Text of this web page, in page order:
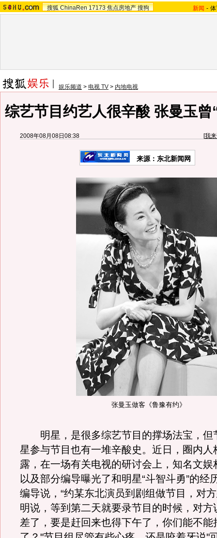
搜狐 ChinaRen 17173 焦点房地产 搜狗 新闻 -
娱乐频道 > 电视 TV > 内地电视
综艺节目约艺人很辛酸 张曼玉曾
2008年08月08日08:38 [我
来源：东北新闻网
张曼玉做客《鲁豫有约》
明星，是很多综艺节目的撑场法宝，但
星参与节目也有一堆辛酸史。近日，圈内人
露，在一场有关电视的研讨会上，知名文娱
以及部分编导曝光了和明星“斗智斗勇”的经
编导说，“约某东北演员到剧组做节目，对
明说，等到第二天就要录节目的时候，对方
差了，要是赶回来也得下午了，你们能不能